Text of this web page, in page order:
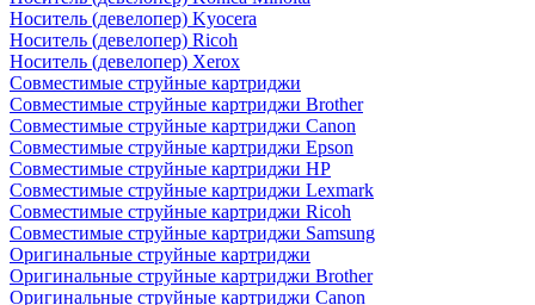
Носитель (девелопер) Kyocera
Носитель (девелопер) Ricoh
Носитель (девелопер) Xerox
Совместимые струйные картриджи
Совместимые струйные картриджи Brother
Совместимые струйные картриджи Canon
Совместимые струйные картриджи Epson
Совместимые струйные картриджи HP
Совместимые струйные картриджи Lexmark
Совместимые струйные картриджи Ricoh
Совместимые струйные картриджи Samsung
Оригинальные струйные картриджи
Оригинальные струйные картриджи Brother
Оригинальные струйные картриджи Canon